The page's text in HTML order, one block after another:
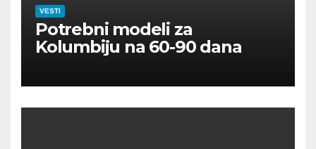
VESTI
Potrebni modeli za
Kolumbiju na 60-90 dana